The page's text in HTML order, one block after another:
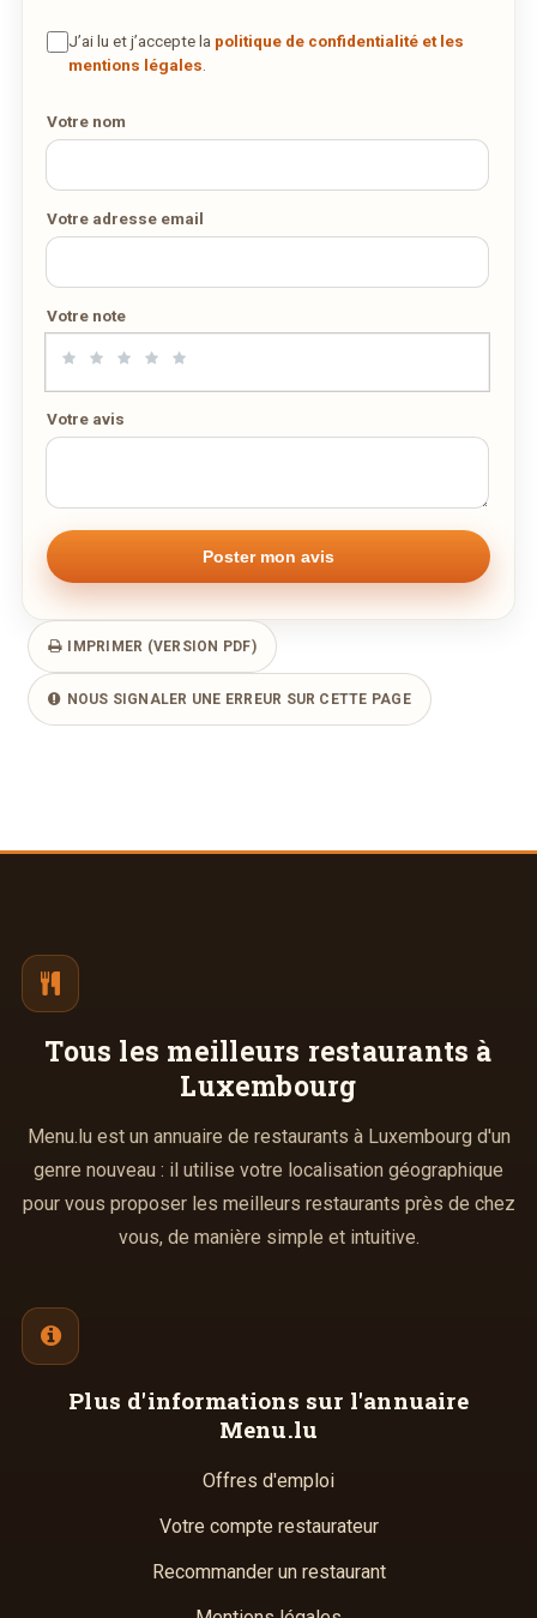
J’ai lu et j’accepte la politique de confidentialité et les
mentions légales
Votre nom
Votre adresse email
Votre note
Votre avis
IMPRIMER (VERSION PDF)
NOUS SIGNALER UNE ERREUR SUR CETTE PAGE
Tous les meilleurs restaurants à
Luxembourg
Menu.lu est un annuaire de restaurants à Luxembourg d'un
genre nouveau : il utilise votre localisation géographique
pour vous proposer les meilleurs restaurants près de chez
vous, de manière simple et intuitive.
Plus d'informations sur l'annuaire
Menu.lu
Offres d'emploi
Votre compte restaurateur
Recommander un restaurant